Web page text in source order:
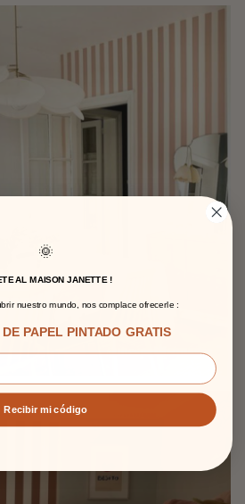
🌞
AL MAISON JANETTE !
nuestro mundo, nos complace ofrecerle :
PAPEL PINTADO GRATIS
Recibir mi código